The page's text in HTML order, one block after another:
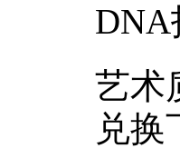
DNA
艺术
兑